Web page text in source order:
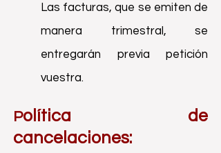
Las facturas, que se emiten de
manera trimestral, se
entregarán previa petición
vuestra.
Política de
cancelaciones: